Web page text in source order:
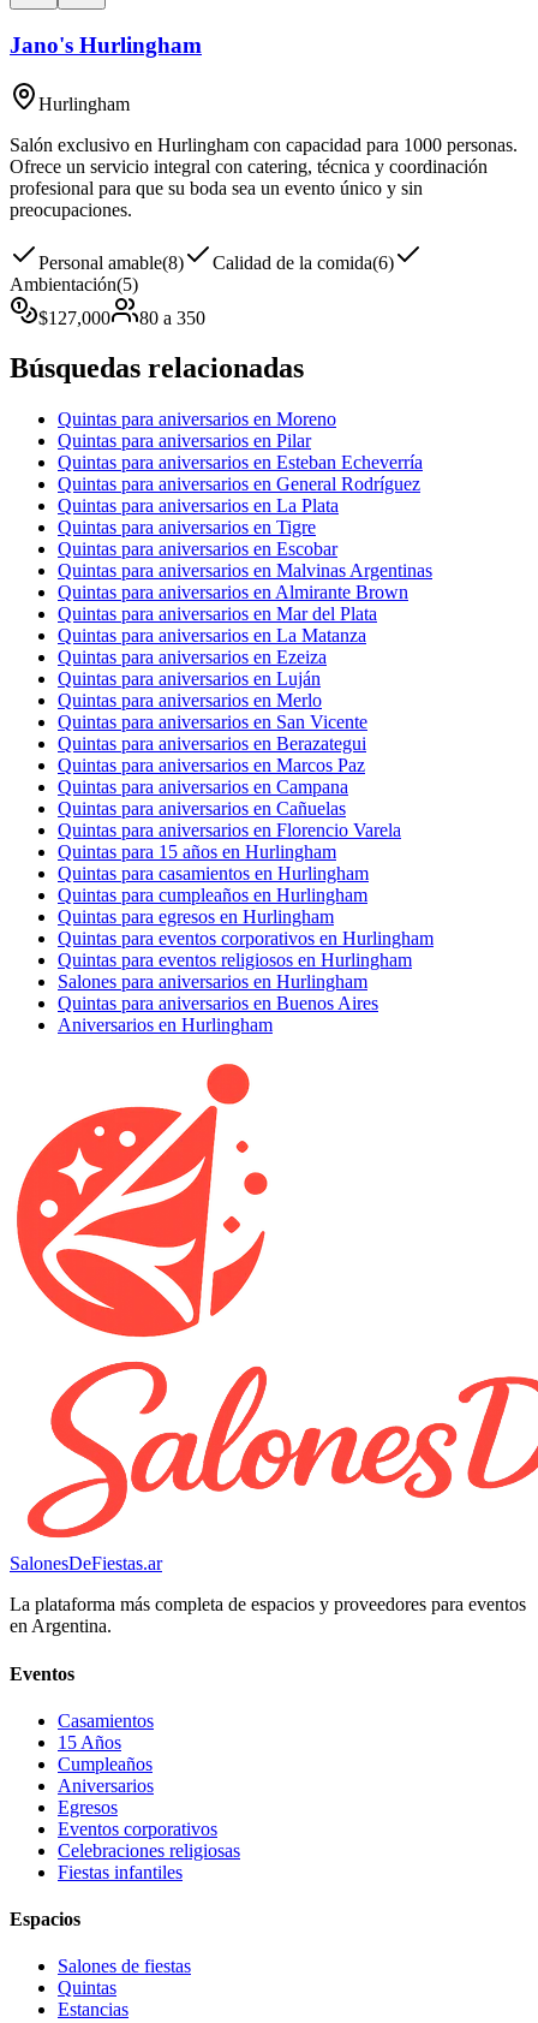
Jano's Hurlingham
Hurlingham
Salón exclusivo en Hurlingham con capacidad para 1000 personas.
Ofrece un servicio integral con catering, técnica y coordinación
profesional para que su boda sea un evento único y sin
preocupaciones.
Personal amable(8) Calidad de la comida(6)
Ambientación(5)
$127,000 80 a 350
Búsquedas relacionadas
Quintas para aniversarios en Moreno
Quintas para aniversarios en Pilar
Quintas para aniversarios en Esteban Echeverría
Quintas para aniversarios en General Rodríguez
Quintas para aniversarios en La Plata
Quintas para aniversarios en Tigre
Quintas para aniversarios en Escobar
Quintas para aniversarios en Malvinas Argentinas
Quintas para aniversarios en Almirante Brown
Quintas para aniversarios en Mar del Plata
Quintas para aniversarios en La Matanza
Quintas para aniversarios en Ezeiza
Quintas para aniversarios en Luján
Quintas para aniversarios en Merlo
Quintas para aniversarios en San Vicente
Quintas para aniversarios en Berazategui
Quintas para aniversarios en Marcos Paz
Quintas para aniversarios en Campana
Quintas para aniversarios en Cañuelas
Quintas para aniversarios en Florencio Varela
Quintas para 15 años en Hurlingham
Quintas para casamientos en Hurlingham
Quintas para cumpleaños en Hurlingham
Quintas para egresos en Hurlingham
Quintas para eventos corporativos en Hurlingham
Quintas para eventos religiosos en Hurlingham
Salones para aniversarios en Hurlingham
Quintas para aniversarios en Buenos Aires
Aniversarios en Hurlingham
SalonesDeFiestas.ar
La plataforma más completa de espacios y proveedores para eventos
en Argentina.
Eventos
Casamientos
15 Años
Cumpleaños
Aniversarios
Egresos
Eventos corporativos
Celebraciones religiosas
Fiestas infantiles
Espacios
Salones de fiestas
Quintas
Estancias